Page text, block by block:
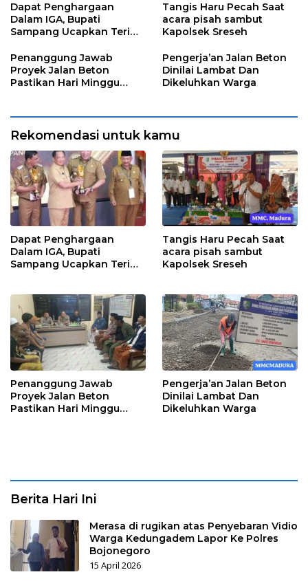
Dapat Penghargaan
Dalam IGA, Bupati
Sampang Ucapkan Terima
Tangis Haru Pecah Saat
acara pisah sambut
Kapolsek Sreseh
Penanggung Jawab
Proyek Jalan Beton
Pastikan Hari Minggu
Pengerja’an Jalan Beton
Dinilai Lambat Dan
Dikeluhkan Warga
Rekomendasi untuk kamu
Dapat Penghargaan
Dalam IGA, Bupati
Sampang Ucapkan Terima
Tangis Haru Pecah Saat
acara pisah sambut
Kapolsek Sreseh
Penanggung Jawab
Proyek Jalan Beton
Pastikan Hari Minggu
Pengerja’an Jalan Beton
Dinilai Lambat Dan
Dikeluhkan Warga
Berita Hari Ini
Merasa di rugikan atas Penyebaran Vidio
Warga Kedungadem Lapor Ke Polres
Bojonegoro
15 April 2026